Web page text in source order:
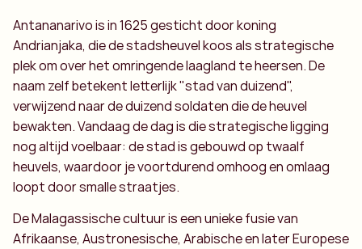
Antananarivo is in 1625 gesticht door koning
Andrianjaka, die de stadsheuvel koos als strategische
plek om over het omringende laagland te heersen. De
naam zelf betekent letterlijk "stad van duizend",
verwijzend naar de duizend soldaten die de heuvel
bewakten. Vandaag de dag is die strategische ligging
nog altijd voelbaar: de stad is gebouwd op twaalf
heuvels, waardoor je voortdurend omhoog en omlaag
loopt door smalle straatjes.
De Malagassische cultuur is een unieke fusie van
Afrikaanse, Austronesische, Arabische en later Europese